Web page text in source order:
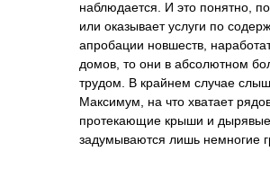
наблюдается. И это понятно,
или оказывает услуги по
апробации новшеств,
домов, то они в абсолютном
трудом. В крайнем случае
Максимум, на что хватает
протекающие крыши и
задумываются лишь немногие